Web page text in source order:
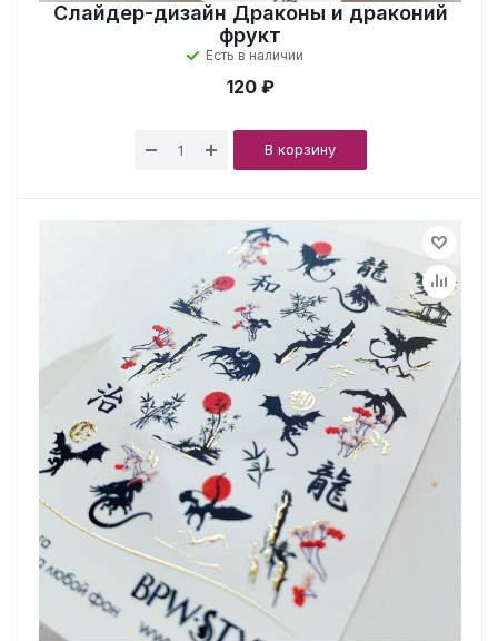
Слайдер-дизайн Драконы и драконий
фрукт
Есть в наличии
120 ₽
В корзину